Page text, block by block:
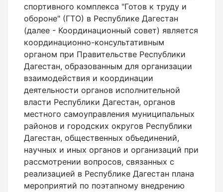
спортивного комплекса "Готов к труду и
обороне" (ГТО) в Республике Дагестан
(далее - Координационный совет) является
координационно-консультативным
органом при Правительстве Республики
Дагестан, образованным для организации
взаимодействия и координации
деятельности органов исполнительной
власти Республики Дагестан, органов
местного самоуправления муниципальных
районов и городских округов Республики
Дагестан, общественных объединений,
научных и иных органов и организаций при
рассмотрении вопросов, связанных с
реализацией в Республике Дагестан плана
мероприятий по поэтапному внедрению